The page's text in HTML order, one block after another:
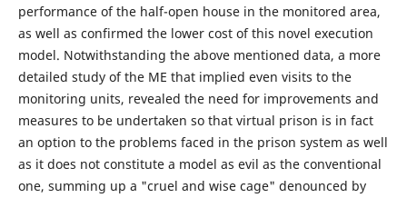
performance of the half-open house in the monitored area,
as well as confirmed the lower cost of this novel execution
model. Notwithstanding the above mentioned data, a more
detailed study of the ME that implied even visits to the
monitoring units, revealed the need for improvements and
measures to be undertaken so that virtual prison is in fact
an option to the problems faced in the prison system as well
as it does not constitute a model as evil as the conventional
one, summing up a "cruel and wise cage" denounced by